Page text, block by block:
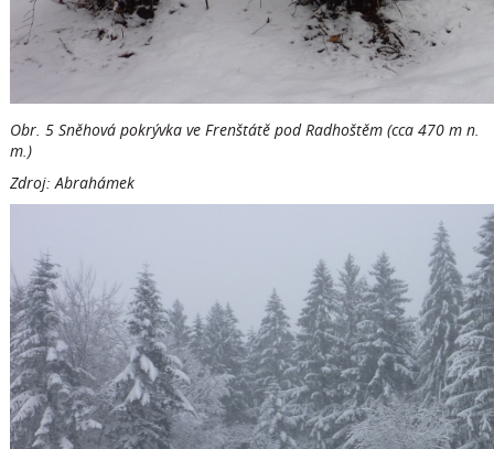
Obr. 5 Sněhová pokrývka ve Frenštátě pod Radhoštěm (cca 470 m n.
m.)
Zdroj: Abrahámek